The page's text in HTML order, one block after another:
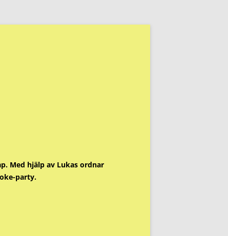
Med hjälp av Lukas ordnar
party.